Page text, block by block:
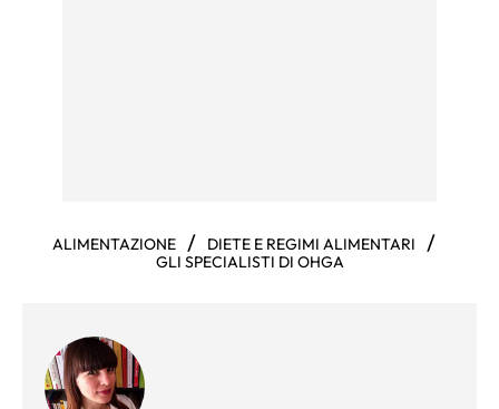
ALIMENTAZIONE / DIETE E REGIMI ALIMENTARI /
GLI SPECIALISTI DI OHGA